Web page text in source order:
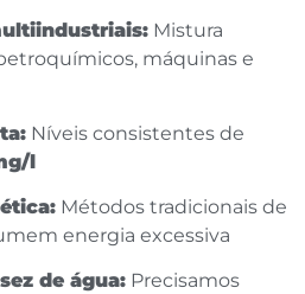
Mistura
máquinas e
Níveis consistentes de
l
Métodos tradicionais de
energia excessiva
de água: Precisamos